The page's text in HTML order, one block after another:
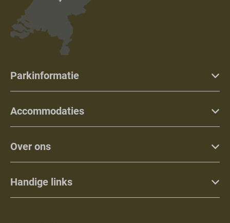
Parkinformatie
Accommodaties
Over ons
Handige links